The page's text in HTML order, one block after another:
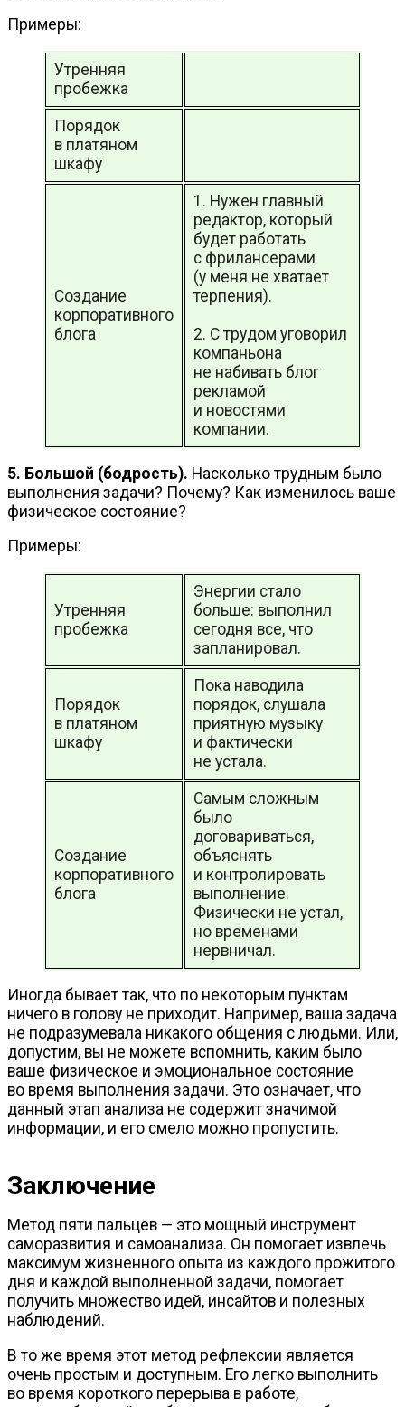
Примеры:
Утренняя
пробежка
Порядок
в платяном
шкафу
Создание
корпоративного
блога
1. Нужен главный
редактор, который
будет работать
с фрилансерами
(у меня не хватает
терпения).
2. С трудом уговорил
компаньона
не набивать блог
рекламой
и новостями
компании.
5. Большой (бодрость). Насколько трудным было
выполнения задачи? Почему? Как изменилось ваше
физическое состояние?
Примеры:
Утренняя
пробежка
Энергии стало
больше: выполнил
сегодня все, что
запланировал.
Порядок
в платяном
шкафу
Пока наводила
порядок, слушала
приятную музыку
и фактически
не устала.
Создание
корпоративного
блога
Самым сложным
было
договариваться,
объяснять
и контролировать
выполнение.
Физически не устал,
но временами
нервничал.
Иногда бывает так, что по некоторым пунктам
ничего в голову не приходит. Например, ваша задача
не подразумевала никакого общения с людьми. Или,
допустим, вы не можете вспомнить, каким было
ваше физическое и эмоциональное состояние
во время выполнения задачи. Это означает, что
данный этап анализа не содержит значимой
информации, и его смело можно пропустить.
Заключение
Метод пяти пальцев — это мощный инструмент
саморазвития и самоанализа. Он помогает извлечь
максимум жизненного опыта из каждого прожитого
дня и каждой выполненной задачи, помогает
получить множество идей, инсайтов и полезных
наблюдений.
В то же время этот метод рефлексии является
очень простым и доступным. Его легко выполнить
во время короткого перерыва в работе,